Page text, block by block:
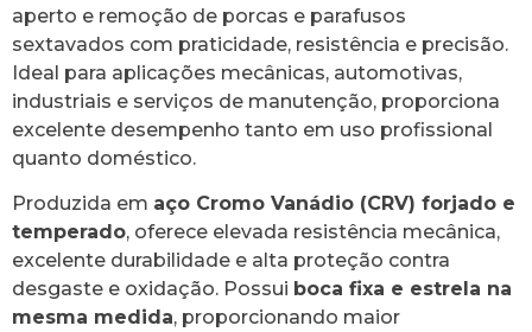
aperto e remoção de porcas e parafusos
sextavados com praticidade, resistência e precisão.
Ideal para aplicações mecânicas, automotivas,
industriais e serviços de manutenção, proporciona
excelente desempenho tanto em uso profissional
quanto doméstico.
Produzida em aço Cromo Vanádio (CRV) forjado e
temperado, oferece elevada resistência mecânica,
excelente durabilidade e alta proteção contra
desgaste e oxidação. Possui boca fixa e estrela na
mesma medida, proporcionando maior